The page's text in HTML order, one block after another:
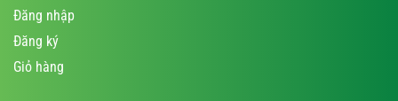
Đăng nhập
Đăng ký
Giỏ hàng